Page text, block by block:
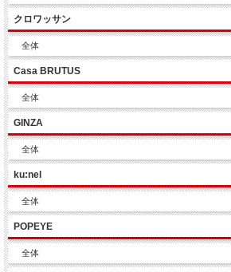
クロワッサン
全体
Casa BRUTUS
全体
GINZA
全体
ku:nel
全体
POPEYE
全体